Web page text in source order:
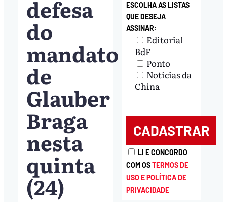
defesa
do
mandato
de
Glauber
Braga
nesta
quinta
(24)
ESCOLHA AS LISTAS
QUE DESEJA
ASSINAR:
Editorial
BdF
Ponto
Notícias da
China
LI E CONCORDO
COM OSTERMOS DE
USO E POLÍTICA DE
PRIVACIDADE